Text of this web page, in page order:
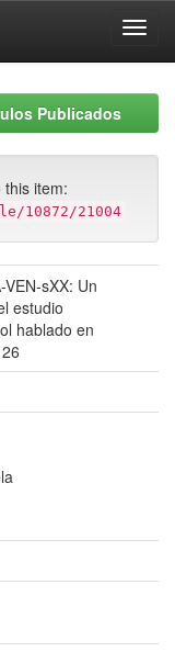
Publicados
item:
10872/21004
sXX: Un
estudio
hablado en